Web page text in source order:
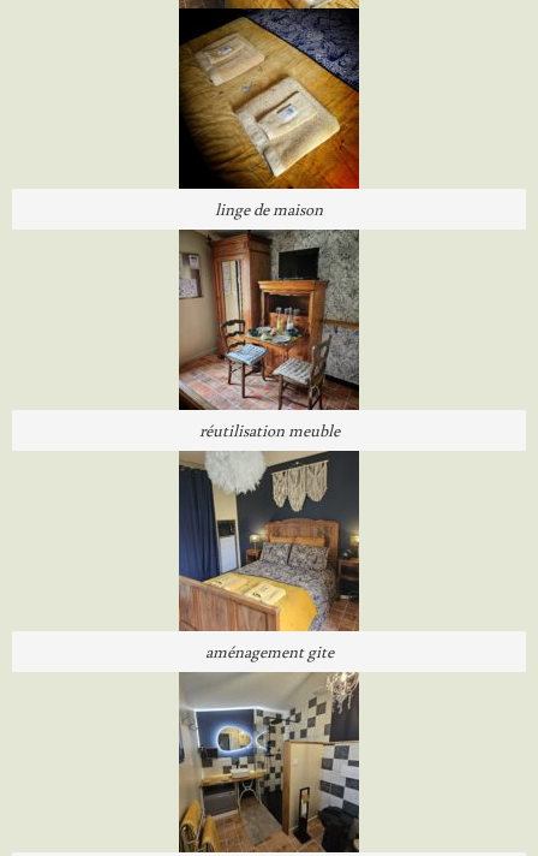
linge de maison
réutilisation meuble
aménagement gite